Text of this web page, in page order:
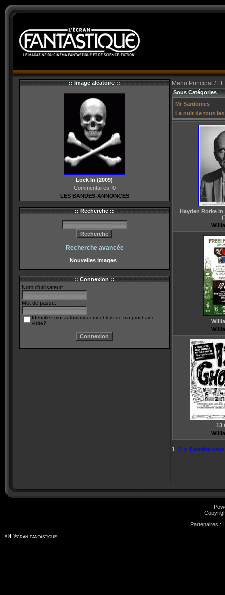
:: Image aléatoire ::
Lock In (2009)
Commentaires: 0
LES BANDES-ANNONCES
:: Recherche ::
Recherche avancée
Nouvelles images
:: Connexion ::
Nom d'utilisateur:
Mot de passe:
Identifiez-moi automatiquement lors de ma prochaine
visite?
Menu Principal /
Sous Catégories
Mr Sardonics
La nuit de tous
Hayden Rorke in
13
1 2 » Dernière
Partenaires :
©L'écran fantastique